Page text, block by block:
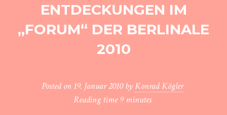
ENTDECKUNGEN IM
„FORUM“ DER BERLINALE
2010
Posted on 19. Januar 2010 byKonrad Kögler
Reading time9 minutes